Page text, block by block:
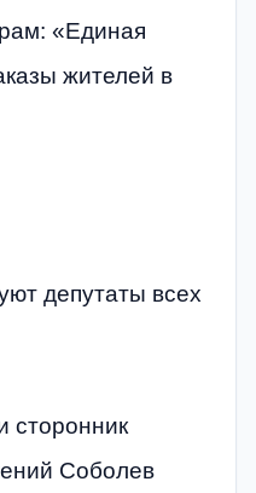
«Единая
жителей в
депутаты всех
сторонник
Соболев